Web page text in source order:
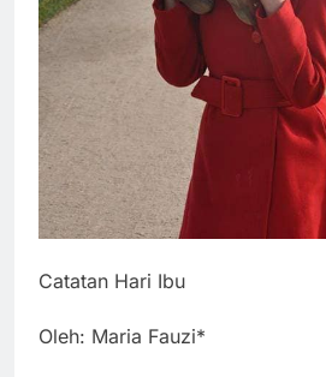
Catatan Hari Ibu
Oleh: Maria Fauzi*